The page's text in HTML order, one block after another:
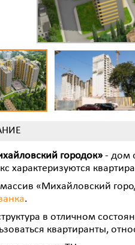
городок»- дом
характеризуются
«Михайловский
.
в отличном
квартиранты,